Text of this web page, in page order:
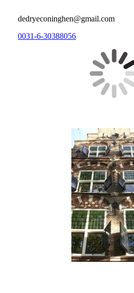
dedryeconinghen@gmail.com
0031-6-30388056